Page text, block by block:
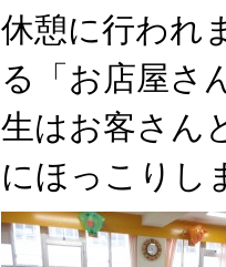
休憩に行われ
る「お店屋さ
生はお客さん
にほっこりし